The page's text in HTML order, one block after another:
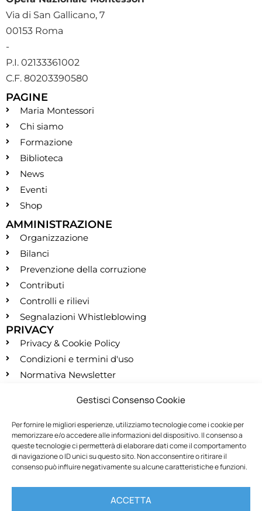
Gestisci Consenso Cookie
Per fornire le migliori esperienze, utilizziamo tecnologie come i cookie per
memorizzare e/o accedere alle informazioni del dispositivo. Il consenso a
queste tecnologie ci permetterà di elaborare dati come il comportamento
di navigazione o ID unici su questo sito. Non acconsentire o ritirare il
consenso può influire negativamente su alcune caratteristiche e funzioni.
ACCETTA
Via di San Gallicano, 7
00153 Roma
-
P.I. 02133361002
C.F. 80203390580
PAGINE
Maria Montessori
Chi siamo
Formazione
Biblioteca
News
Eventi
Shop
AMMINISTRAZIONE
Organizzazione
Bilanci
Prevenzione della corruzione
Contributi
Controlli e rilievi
Segnalazioni Whistleblowing
PRIVACY
Privacy & Cookie Policy
Condizioni e termini d'uso
Normativa Newsletter
segreteria@montessori.it
(+39) 06.584.865
(+39) 06.587.959
SOCIALS